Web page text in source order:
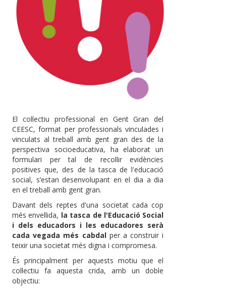
El col·lectiu professional en Gent Gran del
CEESC, format per professionals vinculades i
vinculats al treball amb gent gran des de la
perspectiva socioeducativa, ha elaborat un
formulari per tal de recollir evidències
positives que, des de la tasca de l'educació
social, s’estan desenvolupant en el dia a dia
en el treball amb gent gran.
Davant dels reptes d'una societat cada cop
més envellida, la tasca de l'Educació Social
i dels educadors i les educadores serà
cada vegada més cabdalper a construir i
teixir una societat més digna i compromesa.
És principalment per aquests motiu que el
col·lectiu fa aquesta crida, amb un doble
objectiu: